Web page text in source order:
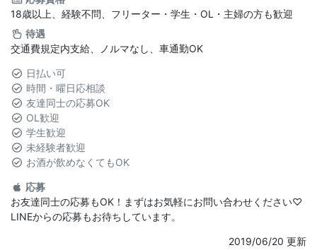
18歳以上、経験不問、フリーター・学生・OL・主婦の方も歓迎
待遇
交通費規定内支給、ノルマなし、車通勤OK
日払い可
時間・曜日応相談
友達同士の応募OK
OL歓迎
学生歓迎
未経験者歓迎
お酒が飲めなくてもOK
応募
お友達同士の応募もOK！まずはお気軽にお問い合わせください♡
LINEからの応募もお待ちしています。
2019/06/20 更新